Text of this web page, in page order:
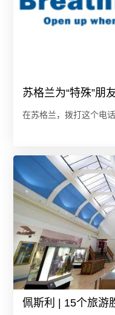
苏格兰为“特殊”朋
在苏格兰，拨打这个电
佩斯利 | 15个旅游